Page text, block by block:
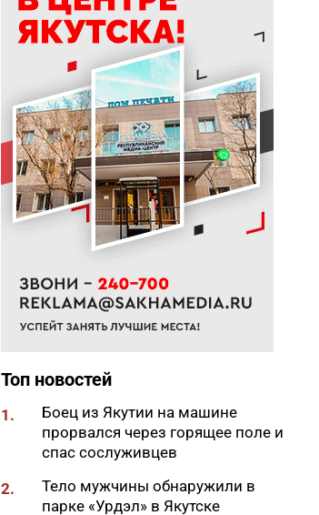
Владивостоке
17:15
ООО «Транснефть – Восток»
оказало помощь эвенкийской
общине
17:00
Минтранс Якутии:
транспортный комплекс
полностью обеспечен
топливом
16:48
₽ «Рыцари Сорока Островов»
опустили меч: Wink объявляет
о завершении съемок
16:47
Грибы: срезать или
выкручивать? Запомните раз
16:38
В Якутске на АЗС «Туймаады-
дизельного топлива без
ограничений
кишечной палочки в бургерах
Топ новостей
1.
Боец из Якутии на машине
прорвался через горящее поле и
спас сослуживцев
2.
Тело мужчины обнаружили в
парке «Урдэл» в Якутске